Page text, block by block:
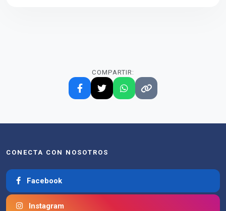
COMPARTIR:
CONECTA CON NOSOTROS
Facebook
Instagram